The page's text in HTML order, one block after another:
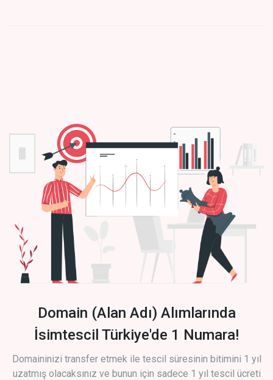
Domain (Alan Adı) Alımlarında
İsimtescil Türkiye'de 1 Numara!
Domaininizi transfer etmek ile tescil süresinin bitimini 1 yıl
uzatmış olacaksınız ve bunun için sadece 1 yıl tescil ücreti